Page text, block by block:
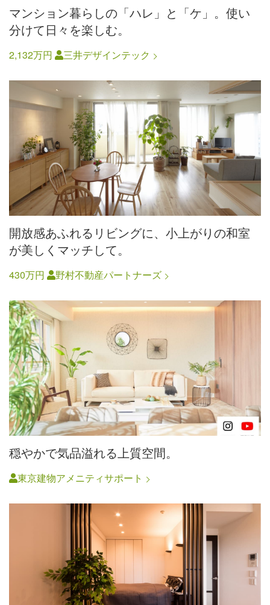
マンション暮らしの「ハレ」と「ケ」。使い
分けて日々を楽しむ。
2,132万円 三井デザインテック
開放感あふれるリビングに、小上がりの和室
が美しくマッチして。
430万円 野村不動産パートナーズ
穏やかで気品溢れる上質空間。
東京建物アメニティサポート